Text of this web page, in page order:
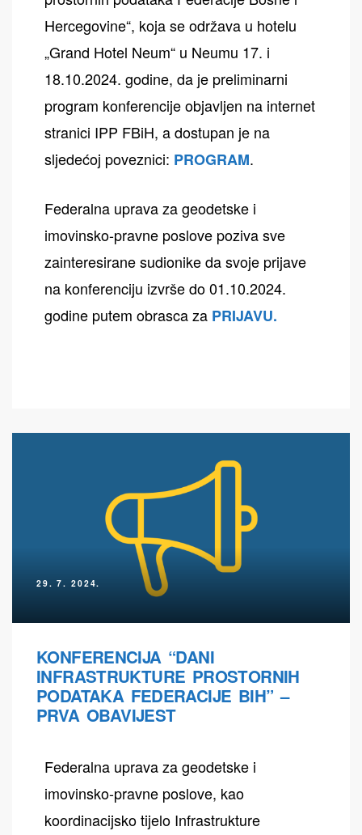
Hercegovine“, koja se održava u hotelu
„Grand Hotel Neum“ u Neumu 17. i
18.10.2024. godine, da je preliminarni
program konferencije objavljen na internet
stranici IPP FBiH, a dostupan je na
sljedećoj poveznici: PROGRAM.
Federalna uprava za geodetske i
imovinsko-pravne poslove poziva sve
zainteresirane sudionike da svoje prijave
na konferenciju izvrše do 01.10.2024.
godine putem obrasca za PRIJAVU.
29. 7. 2024.
KONFERENCIJA “DANI
INFRASTRUKTURE PROSTORNIH
PODATAKA FEDERACIJE BIH” –
PRVA OBAVIJEST
Federalna uprava za geodetske i
imovinsko-pravne poslove, kao
koordinacijsko tijelo Infrastrukture